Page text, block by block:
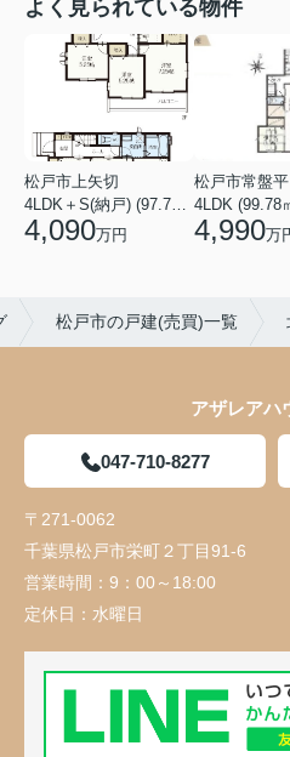
よく見られている物件
松戸市上矢切
4LDK＋S(納戸) (97.71㎡)
4,090万円
松戸市常盤平
4LDK (99.78
4,990万
松戸市の戸建(売買)一覧
アザレアハ
047-710-8277
〒271-0062
千葉県松戸市栄町２丁目91-6
営業時間： 9：00～18:00
定休日： 水曜日